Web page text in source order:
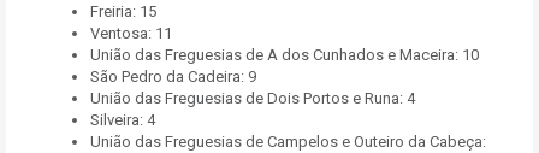
Freiria: 15
Ventosa: 11
União das Freguesias de A dos Cunhados e Maceira: 10
São Pedro da Cadeira: 9
União das Freguesias de Dois Portos e Runa: 4
Silveira: 4
União das Freguesias de Campelos e Outeiro da Cabeça: